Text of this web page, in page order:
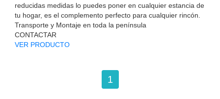
reducidas medidas lo puedes poner en cualquier estancia de
tu hogar, es el complemento perfecto para cualquier rincón.
Transporte y Montaje en toda la península
CONTACTAR
VER PRODUCTO
1